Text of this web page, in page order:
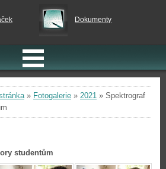
Dokumenty
» Fotogalerie » 2021 » Spektrograf
studentům